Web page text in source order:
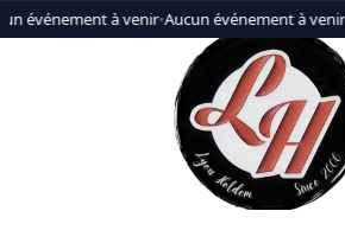
événement à venir•Aucun événement à venir
Aller
au